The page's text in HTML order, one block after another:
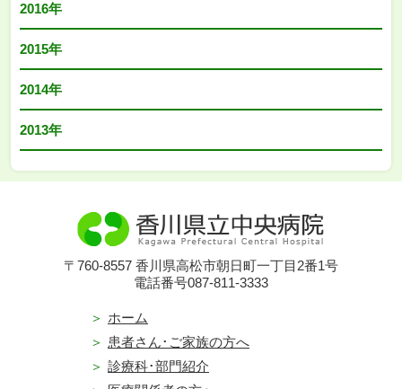
2016年
2015年
2014年
2013年
〒760-8557 香川県高松市朝日町一丁目2番1号
電話番号087-811-3333
ホーム
患者さん･ご家族の方へ
診療科･部門紹介